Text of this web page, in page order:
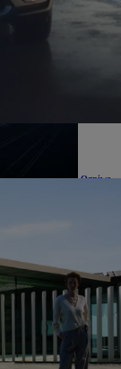
Ogniwa
Podróż